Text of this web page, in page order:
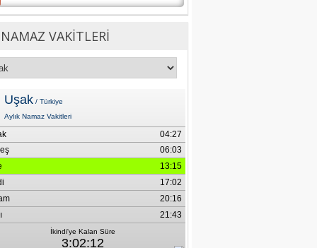
VAKİTLERİ